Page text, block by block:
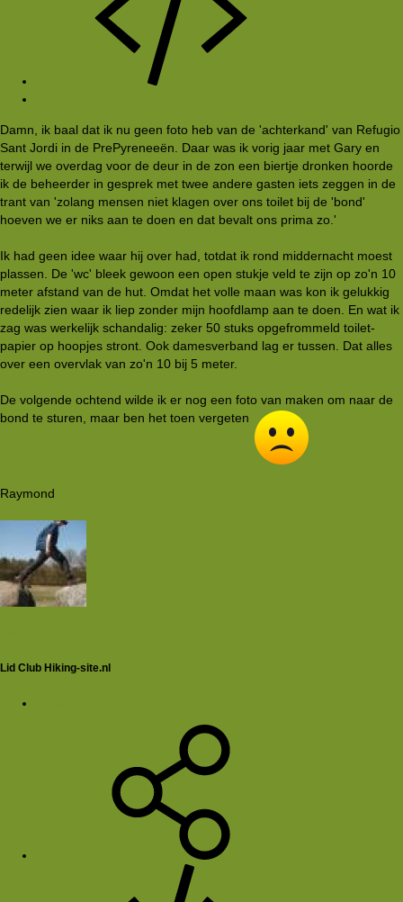
Damn, ik baal dat ik nu geen foto heb van de 'achterkand' van Refugio
Sant Jordi in de PrePyreneeën. Daar was ik vorig jaar met Gary en
terwijl we overdag voor de deur in de zon een biertje dronken hoorde
ik de beheerder in gesprek met twee andere gasten iets zeggen in de
trant van 'zolang mensen niet klagen over ons toilet bij de 'bond'
hoeven we er niks aan te doen en dat bevalt ons prima zo.'
Ik had geen idee waar hij over had, totdat ik rond middernacht moest
plassen. De 'wc' bleek gewoon een open stukje veld te zijn op zo'n 10
meter afstand van de hut. Omdat het volle maan was kon ik gelukkig
redelijk zien waar ik liep zonder mijn hoofdlamp aan te doen. En wat ik
zag was werkelijk schandalig: zeker 50 stuks opgefrommeld toilet-
papier op hoopjes stront. Ook damesverband lag er tussen. Dat alles
over een overvlak van zo'n 10 bij 5 meter.
De volgende ochtend wilde ik er nog een foto van maken om naar de
bond te sturen, maar ben het toen vergeten
Raymond
Lid Club Hiking-site.nl